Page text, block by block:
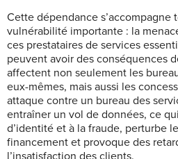
Cette dépendance s’accompagne
vulnérabilité importante : la
ces prestataires de services
peuvent avoir des conséquences
affectent non seulement les
eux-mêmes, mais aussi les
attaque contre un bureau des
entraîner un vol de données, ce
d’identité et à la fraude, perturbe
financement et provoque des
l’insatisfaction des clients.